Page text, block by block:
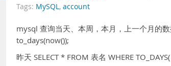
Tags: MySQL, account
mysql 查询当天、本周，本月，上一个月的
to_days(now());
昨天 SELECT * FROM 表名 WHERE